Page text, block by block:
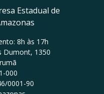
Estadual de
8h às 17h
Dumont, 1350
000
0001-90